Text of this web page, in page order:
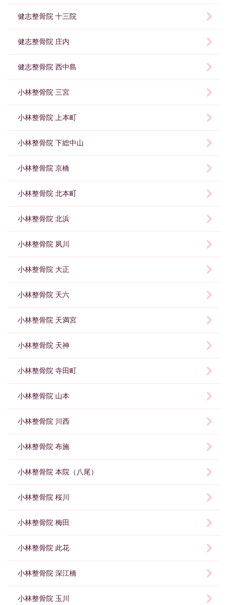
健志整骨院 十三院
健志整骨院 庄内
健志整骨院 西中島
小林整骨院 三宮
小林整骨院 上本町
小林整骨院 下総中山
小林整骨院 京橋
小林整骨院 北本町
小林整骨院 北浜
小林整骨院 夙川
小林整骨院 大正
小林整骨院 天六
小林整骨院 天満宮
小林整骨院 天神
小林整骨院 寺田町
小林整骨院 山本
小林整骨院 川西
小林整骨院 布施
小林整骨院 本院（八尾）
小林整骨院 桜川
小林整骨院 梅田
小林整骨院 此花
小林整骨院 深江橋
小林整骨院 玉川